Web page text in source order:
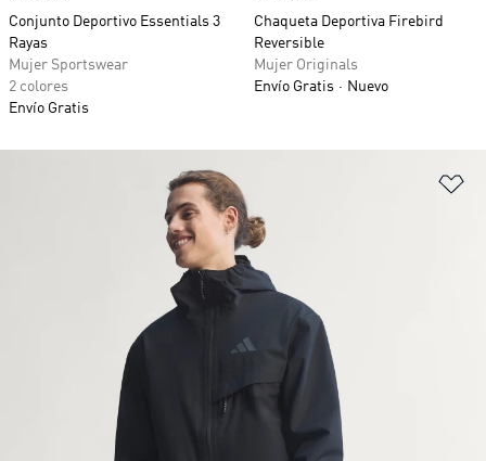
Conjunto Deportivo Essentials 3
Rayas
Mujer Sportswear
2 colores
Envío Gratis
Chaqueta Deportiva Firebird
Reversible
Mujer Originals
Envío Gratis
Nuevo